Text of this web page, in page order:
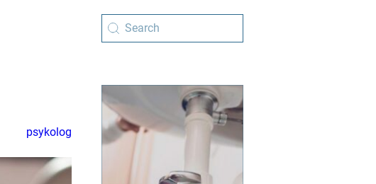
psykolog